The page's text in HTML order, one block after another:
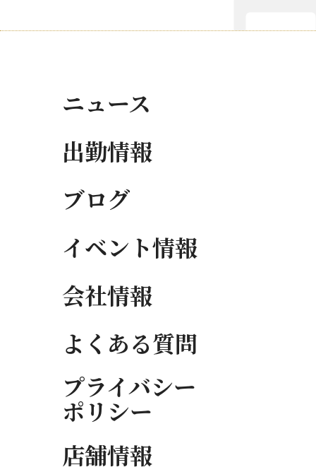
ニュース
出勤情報
ブログ
イベント情報
会社情報
よくある質問
プライバシー
ポリシー
店舗情報